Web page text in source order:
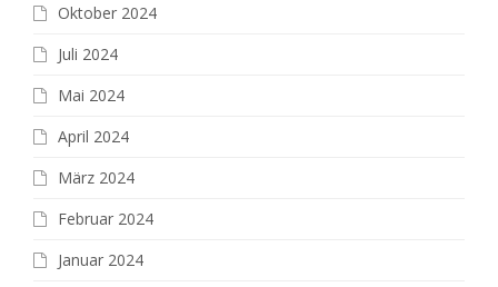
Oktober 2024
Juli 2024
Mai 2024
April 2024
März 2024
Februar 2024
Januar 2024